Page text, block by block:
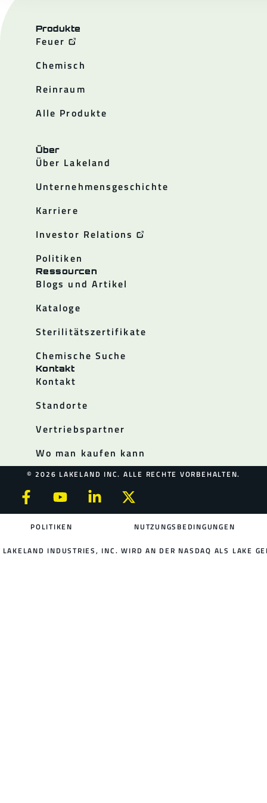
Produkte
Feuer
Chemisch
Reinraum
Alle Produkte
Über
Über Lakeland
Unternehmensgeschichte
Karriere
Investor Relations
Politiken
Ressourcen
Blogs und Artikel
Kataloge
Sterilitätszertifikate
Chemische Suche
Kontakt
Kontakt
Standorte
Vertriebspartner
Wo man kaufen kann
© 2026 LAKELAND INC. ALLE RECHTE VORBEHALTEN.
POLITIKEN NUTZUNGSBEDINGUNGEN
LAKELAND INDUSTRIES, INC. WIRD AN DER NASDAQ ALS LAKE